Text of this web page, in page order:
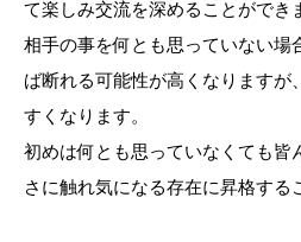
て楽しみ交流を深めることができ
相手の事を何とも思っていない場
ば断れる可能性が高くなります
すくなります。
初めは何とも思っていなくても皆
さに触れ気になる存在に昇格する